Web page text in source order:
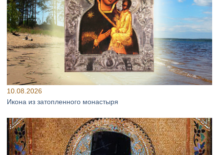
10.08.2026
Икона из затопленного монастыря